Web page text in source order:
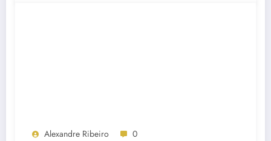
Alexandre Ribeiro 0